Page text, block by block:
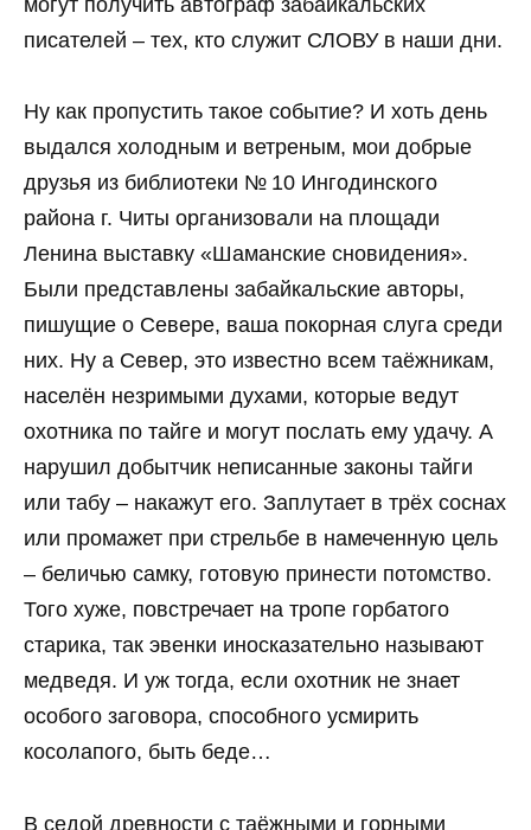
писателей – тех, кто служит СЛОВУ в наши дни.
Ну как пропустить такое событие? И хоть день
выдался холодным и ветреным, мои добрые
друзья из библиотеки № 10 Ингодинского
района г. Читы организовали на площади
Ленина выставку «Шаманские сновидения».
Были представлены забайкальские авторы,
пишущие о Севере, ваша покорная слуга среди
них. Ну а Север, это известно всем таёжникам,
населён незримыми духами, которые ведут
охотника по тайге и могут послать ему удачу. А
нарушил добытчик неписанные законы тайги
или табу – накажут его. Заплутает в трёх соснах
или промажет при стрельбе в намеченную цель
– беличью самку, готовую принести потомство.
Того хуже, повстречает на тропе горбатого
старика, так эвенки иносказательно называют
медведя. И уж тогда, если охотник не знает
особого заговора, способного усмирить
косолапого, быть беде…
В седой древности с таёжными и горными